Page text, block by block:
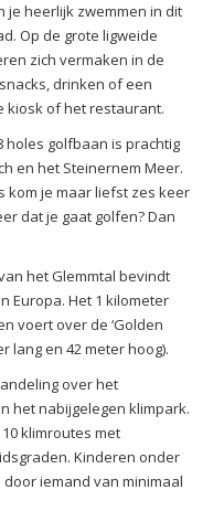
je heerlijk zwemmen in dit
Op de grote ligweide
zich vermaken in de
drinken of een
kiosk of het restaurant.
holes golfbaan is prachtig
en het Steinernem Meer.
kom je maar liefst zes keer
dat je gaat golfen? Dan
het Glemmtal bevindt
Europa. Het 1 kilometer
voert over de ‘Golden
lang en 42 meter hoog).
over het
het nabijgelegen klimpark.
klimroutes met
Kinderen onder
iemand van minimaal